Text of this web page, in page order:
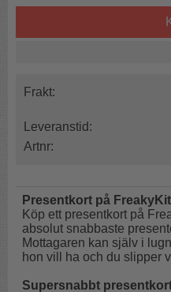
Frakt:
Leveranstid:
Artnr:
Presentkort på
Köp ett presentkort på
absolut snabbaste
Mottagaren kan själv i
hon vill ha och du slipper
Supersnabbt